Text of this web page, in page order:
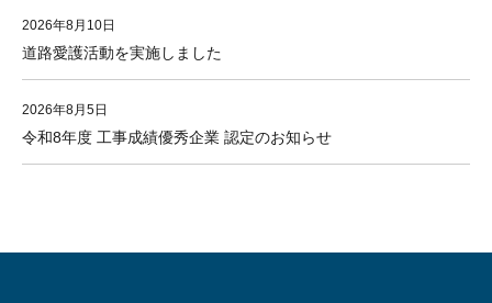
2026年8月10日
道路愛護活動を実施しました
2026年8月5日
令和8年度 工事成績優秀企業 認定のお知らせ